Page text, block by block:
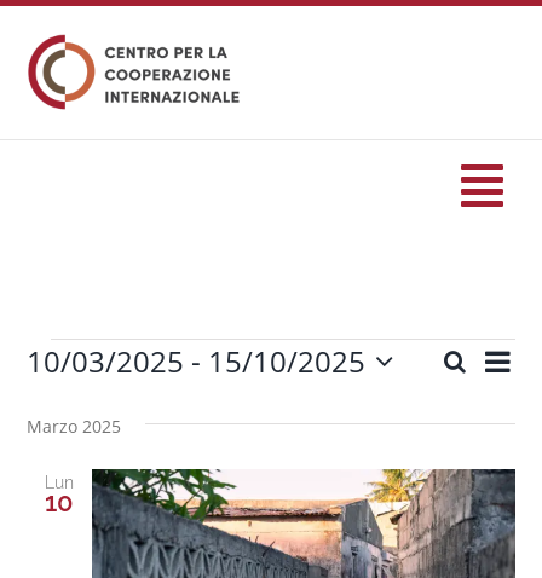
contenuto
formazione
Servizi
Eventi
Eventi
e
viste
Cerca
Lista
10/03/2025 - 15/10/2025
la
Marzo 2025
Lun
10